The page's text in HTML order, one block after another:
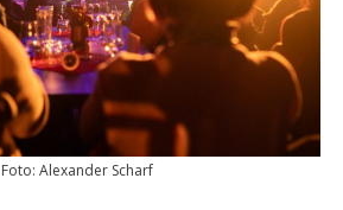
Foto: Alexander Scharf